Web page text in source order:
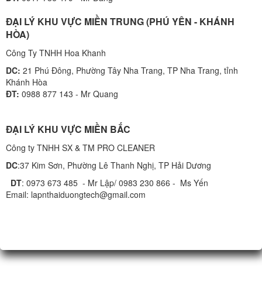
ĐẠI LÝ KHU VỰC MIỀN TRUNG (PHÚ YÊN - KHÁNH
HÒA)
Công Ty TNHH Hoa Khanh
DC: 21 Phú Đông, Phường Tây Nha Trang, TP Nha Trang, tỉnh
Khánh Hòa
ĐT: 0988 877 143 - Mr Quang
ĐẠI LÝ KHU VỰC MIỀN BẮC
Công ty TNHH SX & TM PRO CLEANER
DC:37 Kim Sơn, Phường Lê Thanh Nghị, TP Hải Dương
DT: 0973 673 485 - Mr Lập/ 0983 230 866 - Ms Yến
Email: lapnthaiduongtech@gmail.com